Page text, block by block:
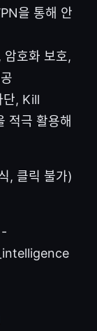
을 통해 안
암호화 보호,
단, Kill
적극 활용해
, 클릭 불가)